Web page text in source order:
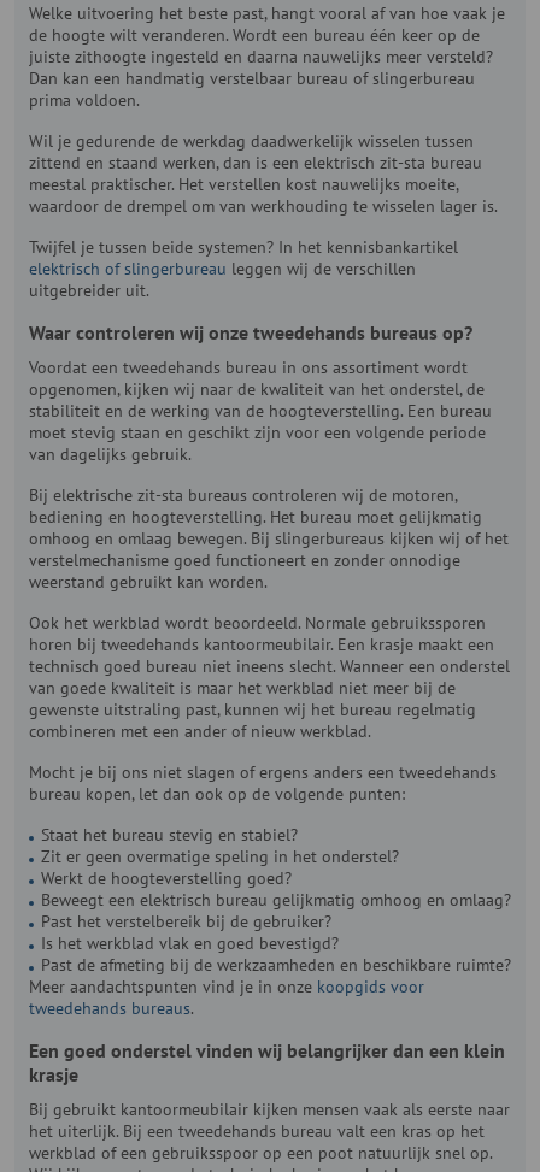
Welke uitvoering het beste past, hangt vooral af van hoe vaak je
de hoogte wilt veranderen. Wordt een bureau één keer op de
juiste zithoogte ingesteld en daarna nauwelijks meer versteld?
Dan kan een handmatig verstelbaar bureau of slingerbureau
prima voldoen.
Wil je gedurende de werkdag daadwerkelijk wisselen tussen
zittend en staand werken, dan is een elektrisch zit-sta bureau
meestal praktischer. Het verstellen kost nauwelijks moeite,
waardoor de drempel om van werkhouding te wisselen lager is.
Twijfel je tussen beide systemen? In het kennisbankartikel
elektrisch of slingerbureau leggen wij de verschillen
uitgebreider uit.
Waar controleren wij onze tweedehands bureaus op?
Voordat een tweedehands bureau in ons assortiment wordt
opgenomen, kijken wij naar de kwaliteit van het onderstel, de
stabiliteit en de werking van de hoogteverstelling. Een bureau
moet stevig staan en geschikt zijn voor een volgende periode
van dagelijks gebruik.
Bij elektrische zit-sta bureaus controleren wij de motoren,
bediening en hoogteverstelling. Het bureau moet gelijkmatig
omhoog en omlaag bewegen. Bij slingerbureaus kijken wij of het
verstelmechanisme goed functioneert en zonder onnodige
weerstand gebruikt kan worden.
Ook het werkblad wordt beoordeeld. Normale gebruikssporen
horen bij tweedehands kantoormeubilair. Een krasje maakt een
technisch goed bureau niet ineens slecht. Wanneer een onderstel
van goede kwaliteit is maar het werkblad niet meer bij de
gewenste uitstraling past, kunnen wij het bureau regelmatig
combineren met een ander of nieuw werkblad.
Mocht je bij ons niet slagen of ergens anders een tweedehands
bureau kopen, let dan ook op de volgende punten:
Staat het bureau stevig en stabiel?
Zit er geen overmatige speling in het onderstel?
Werkt de hoogteverstelling goed?
Beweegt een elektrisch bureau gelijkmatig omhoog en omlaag?
Past het verstelbereik bij de gebruiker?
Is het werkblad vlak en goed bevestigd?
Past de afmeting bij de werkzaamheden en beschikbare ruimte?
Meer aandachtspunten vind je in onze koopgids voor
tweedehands bureaus.
Een goed onderstel vinden wij belangrijker dan een klein
krasje
Bij gebruikt kantoormeubilair kijken mensen vaak als eerste naar
het uiterlijk. Bij een tweedehands bureau valt een kras op het
werkblad of een gebruiksspoor op een poot natuurlijk snel op.